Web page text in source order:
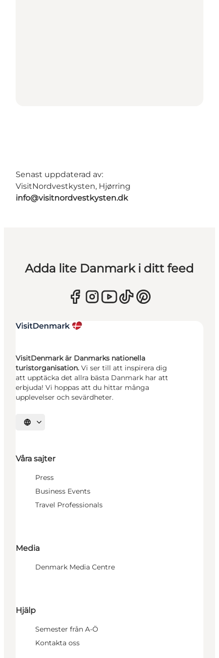
Senast uppdaterad av:
VisitNordvestkysten, Hjørring
info@visitnordvestkysten.dk
Adda lite Danmark i ditt feed
VisitDenmark är Danmarks nationella
turistorganisation. Vi ser till att inspirera dig
att upptäcka det allra bästa Danmark har att
erbjuda! Vi hoppas att du hittar många
upplevelser och sevärdheter.
Välj språk
Våra sajter
Press
Business Events
Travel Professionals
Media
Denmark Media Centre
Hjälp
Semester från A-Ö
Kontakta oss